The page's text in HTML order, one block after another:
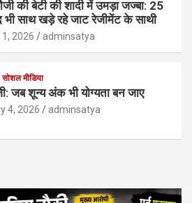
की बेटी की शादी में उमड़ा जज्बा: 25
भी साथ खड़े रहे जाट रेजीमेंट के साथी
2026 adminsatya
सोशल मीडिया
जब शून्य अंक भी योग्यता बन जाए
4, 2026 adminsatya